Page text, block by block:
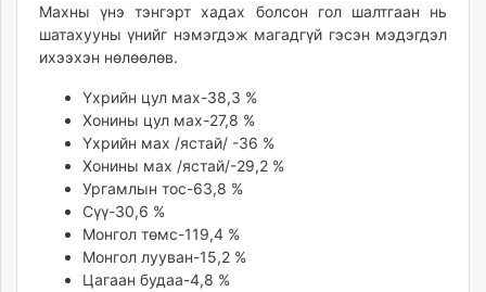
paparazzi.mn
unread.today
Махны үнэ тэнгэрт хадах болсон гол шалтгаан нь
шатахууны үнийг нэмэгдэж магадгүй гэсэн мэдэгдэл
ихээхэн нөлөөлөв.
Үхрийн цул мах-38,3 %
Хонины цул мах-27,8 %
Үхрийн мах /ястай/ -36 %
Хонины мах /ястай/-29,2 %
Ургамлын тос-63,8 %
Сүү-30,6 %
Монгол төмс-119,4 %
Монгол лууван-15,2 %
Цагаан будаа-4,8 %